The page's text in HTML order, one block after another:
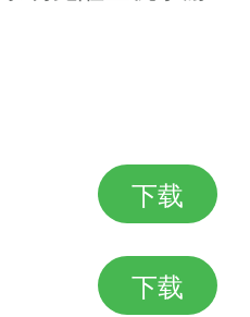
下载
下载